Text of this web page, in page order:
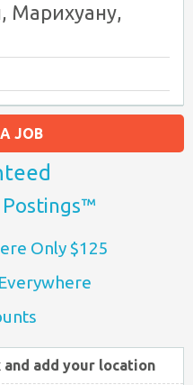
Марихуану,
JOB
Postings™
Only $125
and add your location